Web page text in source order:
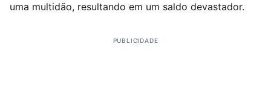
uma multidão, resultando em um saldo devastador.
PUBLICIDADE